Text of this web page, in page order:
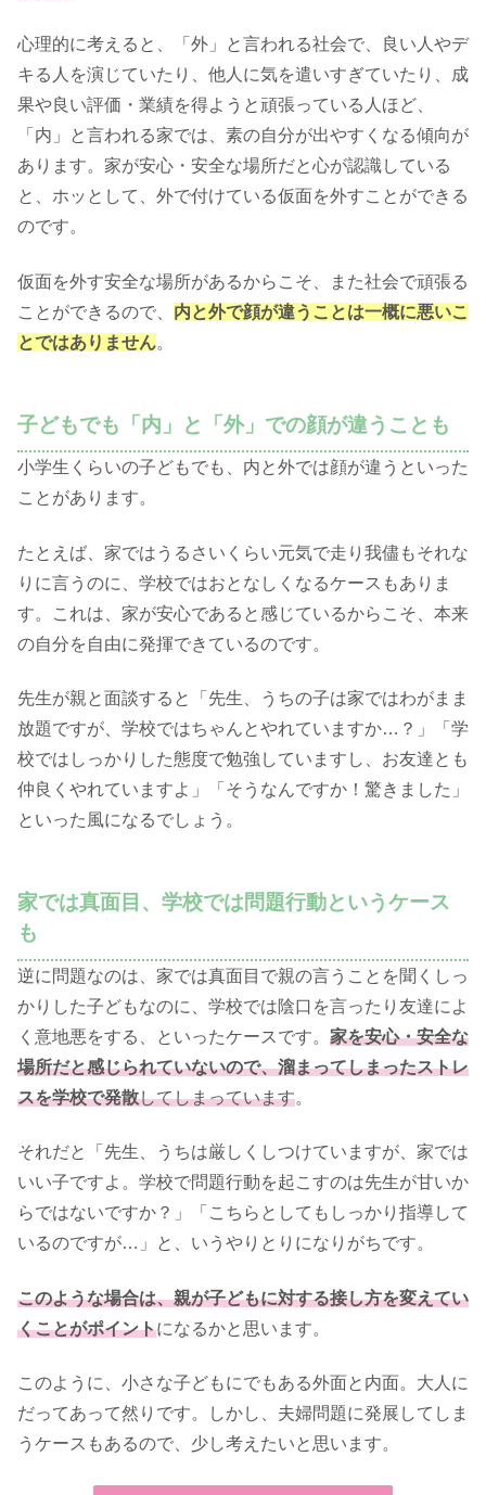
心理的に考えると、「外」と言われる社会で、良い人やデ
キる人を演じていたり、他人に気を遣いすぎていたり、成
果や良い評価・業績を得ようと頑張っている人ほど、
「内」と言われる家では、素の自分が出やすくなる傾向が
あります。家が安心・安全な場所だと心が認識している
と、ホッとして、外で付けている仮面を外すことができる
のです。
仮面を外す安全な場所があるからこそ、また社会で頑張る
ことができるので、 内と外で顔が違うことは一概に悪いこ
とではありません。
子どもでも「内」と「外」での顔が違うことも
小学生くらいの子どもでも、内と外では顔が違うといった
ことがあります。
たとえば、家ではうるさいくらい元気で走り我儘もそれな
りに言うのに、学校ではおとなしくなるケースもありま
す。これは、家が安心であると感じているからこそ、本来
の自分を自由に発揮できているのです。
先生が親と面談すると「先生、うちの子は家ではわがまま
放題ですが、学校ではちゃんとやれていますか…？」「学
校ではしっかりした態度で勉強していますし、お友達とも
仲良くやれていますよ」「そうなんですか！驚きました」
といった風になるでしょう。
家では真面目、学校では問題行動というケース
も
逆に問題なのは、家では真面目で親の言うことを聞くしっ
かりした子どもなのに、学校では陰口を言ったり友達によ
く意地悪をする、といったケースです。 家を安心・安全な
場所だと感じられていないので、溜まってしまったストレ
スを学校で発散してしまっています。
それだと「先生、うちは厳しくしつけていますが、家では
いい子ですよ。学校で問題行動を起こすのは先生が甘いか
らではないですか？」「こちらとしてもしっかり指導して
いるのですが…」と、いうやりとりになりがちです。
このような場合は、親が子どもに対する接し方を変えてい
くことがポイントになるかと思います。
このように、小さな子どもにでもある外面と内面。大人に
だってあって然りです。しかし、夫婦問題に発展してしま
うケースもあるので、少し考えたいと思います。